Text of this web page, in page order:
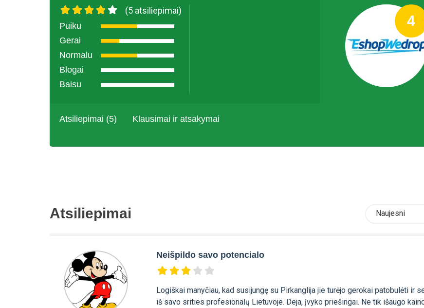
(5 atsiliepimai)
Puiku
Gerai
Normalu
Blogai
Baisu
Atsiliepimai (5) Klausimai ir atsakymai
4
Atsiliepimai Naujesni
Neišpildo savo potencialo
Logiškai manyčiau, kad susijungę su Pirkanglija jie turėjo gerokai patobulėti ir
iš savo srities profesionalų Lietuvoje. Deja, įvyko priešingai. Ne tik išaugo